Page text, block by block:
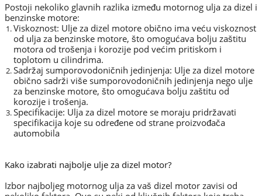
Postoji nekoliko glavnih razlika između motornog ulja za dizel i
benzinske motore:
Viskoznost: Ulje za dizel motore obično ima veću viskoznost
od ulja za benzinske motore, što omogućava bolju zaštitu
motora od trošenja i korozije pod većim pritiskom i
toplotom u cilindrima.
Sadržaj sumporovodoničnih jedinjenja: Ulje za dizel motore
obično sadrži više sumporovodoničnih jedinjenja nego ulje
za benzinske motore, što omogućava bolju zaštitu od
korozije i trošenja.
Specifikacije: Ulja za dizel motore se moraju pridržavati
specifikacija koje su određene od strane proizvođača
automobila
Kako izabrati najbolje ulje za dizel motor?
Izbor najboljeg motornog ulja za vaš dizel motor zavisi od